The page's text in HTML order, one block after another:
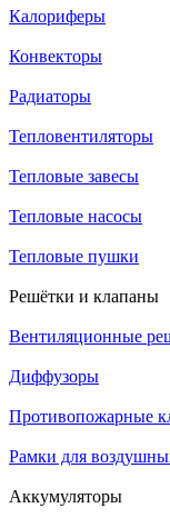
Калориферы
Конвекторы
Радиаторы
Тепловентиляторы
Тепловые завесы
Тепловые насосы
Тепловые пушки
Решётки и клапаны
Вентиляционные
Диффузоры
Противопожарные
Рамки для
Аккумуляторы